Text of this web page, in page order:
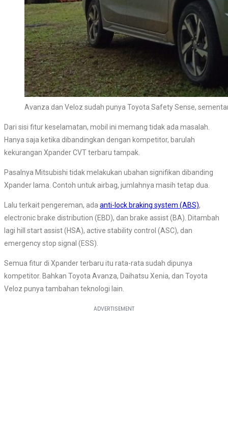
Avanza dan Veloz sudah punya Toyota Safety Sense,
Dari sisi fitur keselamatan, mobil ini memang tidak ada masalah.
Hanya saja ketika dibandingkan dengan kompetitor, barulah
kekurangan Xpander CVT terbaru tampak.
Pasalnya Mitsubishi tidak melakukan ubahan signifikan dibanding
Xpander lama. Contoh untuk airbag, jumlahnya masih tetap dua.
Lalu terkait pengereman, ada anti-lock braking system (ABS),
electronic brake distribution (EBD), dan brake assist (BA). Ditambah
lagi hill start assist (HSA), active stability control (ASC), dan
emergency stop signal (ESS).
Semua fitur di Xpander terbaru itu rata-rata sudah dipunya
kompetitor. Bahkan Toyota Avanza, Daihatsu Xenia, dan Toyota
Veloz punya tambahan teknologi lain.